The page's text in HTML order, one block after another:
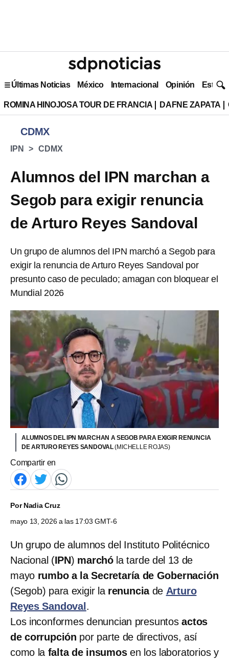
Últimas Noticias México Internacional Opinión Estilo
ROMINA HINOJOSA TOUR DE FRANCIA DAFNE ZAPATA
CDMX
IPN CDMX
Alumnos del IPN marchan a
Segob para exigir renuncia
de Arturo Reyes Sandoval
Un grupo de alumnos del IPN marchó a Segob para
exigir la renuncia de Arturo Reyes Sandoval por
presunto caso de peculado; amagan con bloquear el
Mundial 2026
ALUMNOS DEL IPN MARCHAN A SEGOB PARA EXIGIR RENUNCIA
DE ARTURO REYES SANDOVAL(MICHELLE ROJAS)
Compartir en
PorNadia Cruz
mayo 13, 2026 a las 17:03 GMT-6
Un grupo de alumnos del Instituto Politécnico
Nacional (IPN) marchó la tarde del 13 de
mayo rumbo a la Secretaría de Gobernación
(Segob) para exigir la renuncia de Arturo
Reyes Sandoval .
Los inconformes denuncian presuntosactos
de corrupción por parte de directivos, así
como la falta de insumosen los laboratorios y